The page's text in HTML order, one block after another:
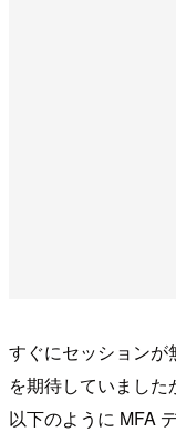
すぐにセッションが
を期待していました
以下のように MFA